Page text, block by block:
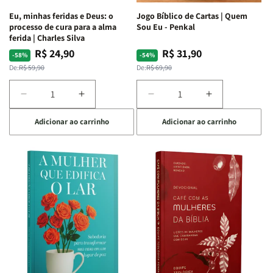
Espirituais
|
Estela
Espirituais
|
Eu, minhas feridas e Deus: o
processo de cura para a alma
ferida | Charles Silva
-58%
Preço
normal
De:R$ 59,90
Preço
promocional
R$ 24,90
Diminuir
a
quantidade
de
Eu,
minhas
feridas
e
Deus:
o
processo
de
cura
para
Aumentar
a
quantidade
de
Eu,
minhas
feridas
e
Deus:
o
processo
de
cura
para
Adicionar ao carrinho
Jogo Bíblico de Cartas | Quem
Sou Eu - Penkal
-54%
Preço
normal
De:R$ 69,90
Preço
promocional
R$ 31,90
Diminuir
a
quantidade
de
Jogo
Bíblico
de
Cartas
Quem
Sou
Eu
Penkal
Aumentar
a
quantidade
de
Jogo
Bíblico
Cartas
|
Quem
Sou
Eu
-
Penkal
Adicionar ao carrinho